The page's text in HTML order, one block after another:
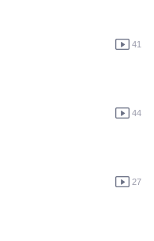
41
44
27